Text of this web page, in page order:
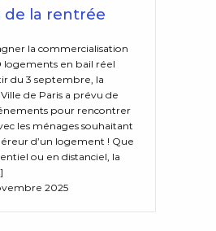
de la rentrée
la commercialisation
logements en bail réel
du 3 septembre, la
de Paris a prévu de
pour rencontrer
les ménages souhaitant
d’un logement ! Que
ou en distanciel, la
2025